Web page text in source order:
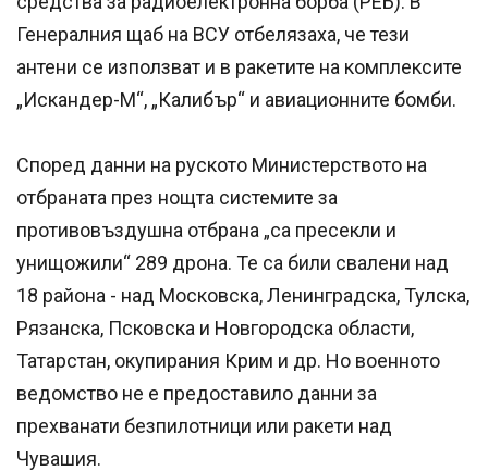
Генералния щаб на ВСУ отбелязаха, че тези
антени се използват и в ракетите на комплексите
„Искандер-М“, „Калибър“ и авиационните бомби.
Според данни на руското Министерството на
отбраната през нощта системите за
противовъздушна отбрана „са пресекли и
унищожили“ 289 дрона. Те са били свалени над
18 района - над Московска, Ленинградска, Тулска,
Рязанска, Псковска и Новгородска области,
Татарстан, окупирания Крим и др. Но военното
ведомство не е предоставило данни за
прехванати безпилотници или ракети над
Чувашия.